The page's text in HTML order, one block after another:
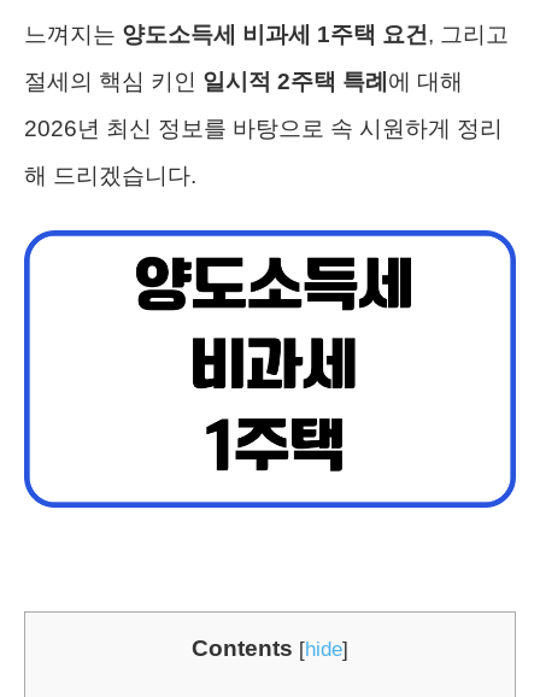
느껴지는 양도소득세 비과세 1주택 요건, 그리고
절세의 핵심 키인 일시적 2주택 특례 에 대해
2026년 최신 정보를 바탕으로 속 시원하게 정리
해 드리겠습니다.
Contents [hide]